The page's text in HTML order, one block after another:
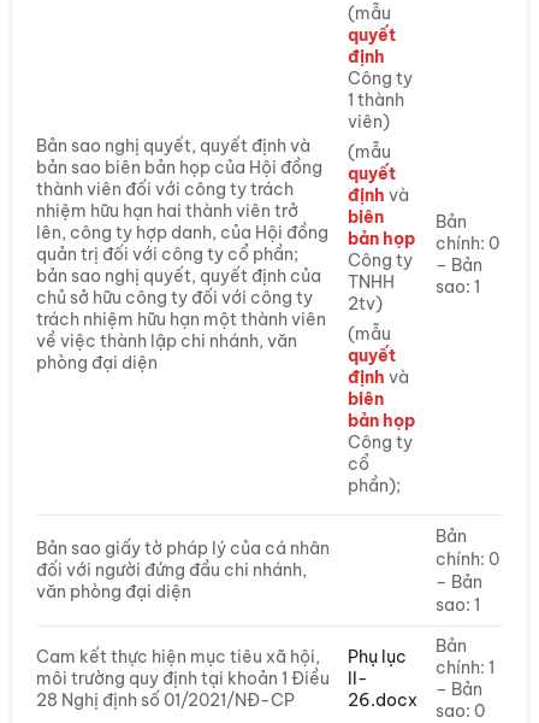
Bản sao nghị quyết, quyết định và
bản sao biên bản họp của Hội đồng
thành viên đối với công ty trách
nhiệm hữu hạn hai thành viên trở
lên, công ty hợp danh, của Hội đồng
quản trị đối với công ty cổ phần;
bản sao nghị quyết, quyết định của
chủ sở hữu công ty đối với công ty
trách nhiệm hữu hạn một thành viên
về việc thành lập chi nhánh, văn
phòng đại diện
(mẫu
quyết
định
Công ty
1 thành
viên)
(mẫu
quyết
định và
biên
bản họp
Công ty
TNHH
2tv)
(mẫu
quyết
định và
biên
bản họp
Công ty
cổ
phần);
Bản
chính: 0
– Bản
sao: 1
Bản sao giấy tờ pháp lý của cá nhân
đối với người đứng đầu chi nhánh,
văn phòng đại diện
Bản
chính: 0
– Bản
sao: 1
Cam kết thực hiện mục tiêu xã hội,
môi trường quy định tại khoản 1 Điều
28 Nghị định số 01/2021/NĐ-CP
Phụ lục
II-
26.docx
Bản
chính: 1
– Bản
sao: 0